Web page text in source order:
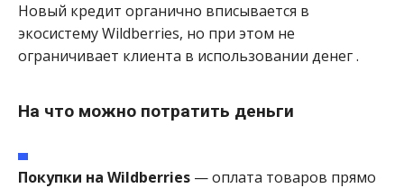
Новый кредит органично вписывается в
экосистему Wildberries, но при этом не
ограничивает клиента в использовании денег.
На что можно потратить деньги
Покупки на Wildberries — оплата товаров прямо